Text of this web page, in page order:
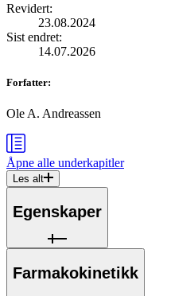
Revidert:
23.08.2024
Sist endret:
14.07.2026
Forfatter:
Ole A. Andreassen
Åpne alle underkapitler
Les alt
Egenskaper
Farmakokinetikk